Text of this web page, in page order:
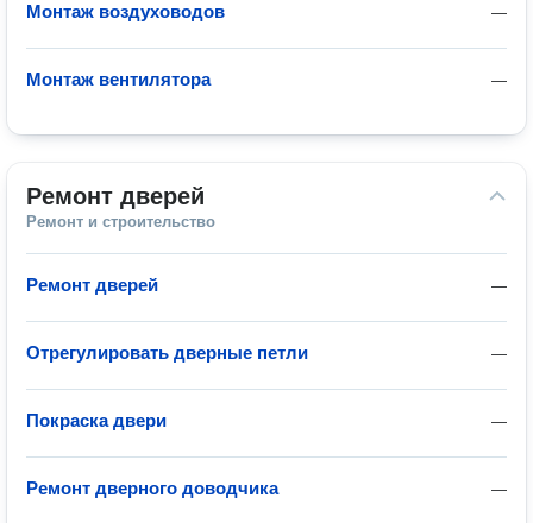
—
Монтаж воздуховодов
—
Монтаж вентилятора
Ремонт дверей
Ремонт и строительство
—
Ремонт дверей
—
Отрегулировать дверные петли
—
Покраска двери
—
Ремонт дверного доводчика